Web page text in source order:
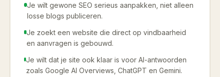
Je wilt gewone SEO serieus aanpakken, niet alleen
losse blogs publiceren.
Je zoekt een website die direct op vindbaarheid
en aanvragen is gebouwd.
Je wilt dat je site ook klaar is voor AI-antwoorden
zoals Google AI Overviews, ChatGPT en Gemini.